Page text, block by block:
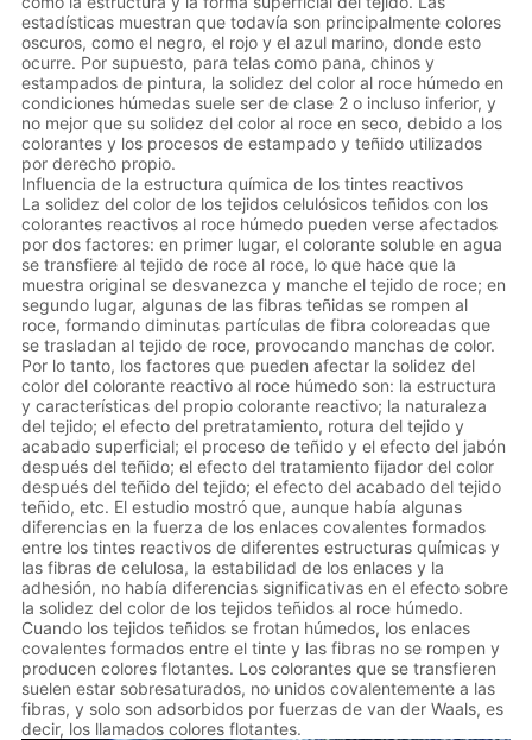
estadísticas muestran que todavía son principalmente colores
oscuros, como el negro, el rojo y el azul marino, donde esto
ocurre. Por supuesto, para telas como pana, chinos y
estampados de pintura, la solidez del color al roce húmedo en
condiciones húmedas suele ser de clase 2 o incluso inferior, y
no mejor que su solidez del color al roce en seco, debido a los
colorantes y los procesos de estampado y teñido utilizados
por derecho propio.
Influencia de la estructura química de los tintes reactivos
La solidez del color de los tejidos celulósicos teñidos con los
colorantes reactivos al roce húmedo pueden verse afectados
por dos factores: en primer lugar, el colorante soluble en agua
se transfiere al tejido de roce al roce, lo que hace que la
muestra original se desvanezca y manche el tejido de roce; en
segundo lugar, algunas de las fibras teñidas se rompen al
roce, formando diminutas partículas de fibra coloreadas que
se trasladan al tejido de roce, provocando manchas de color.
Por lo tanto, los factores que pueden afectar la solidez del
color del colorante reactivo al roce húmedo son: la estructura
y características del propio colorante reactivo; la naturaleza
del tejido; el efecto del pretratamiento, rotura del tejido y
acabado superficial; el proceso de teñido y el efecto del jabón
después del teñido; el efecto del tratamiento fijador del color
después del teñido del tejido; el efecto del acabado del tejido
teñido, etc. El estudio mostró que, aunque había algunas
diferencias en la fuerza de los enlaces covalentes formados
entre los tintes reactivos de diferentes estructuras químicas y
las fibras de celulosa, la estabilidad de los enlaces y la
adhesión, no había diferencias significativas en el efecto sobre
la solidez del color de los tejidos teñidos al roce húmedo.
Cuando los tejidos teñidos se frotan húmedos, los enlaces
covalentes formados entre el tinte y las fibras no se rompen y
producen colores flotantes. Los colorantes que se transfieren
suelen estar sobresaturados, no unidos covalentemente a las
fibras, y solo son adsorbidos por fuerzas de van der Waals, es
decir, los llamados colores flotantes.